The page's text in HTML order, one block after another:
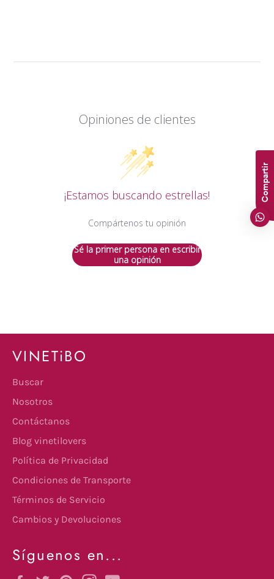
Opiniones de clientes
¡Estamos buscando estrellas!
Compártenos tu opinión
Sé la primer persona en escribir
una opinión
VINETiBO
Buscar
Nosotros
Contáctanos
Blog vinetilovers
Política de Privacidad
Condiciones de Transporte
Términos de Servicio
Cambios y Devoluciones
Síguenos en...
Compartir